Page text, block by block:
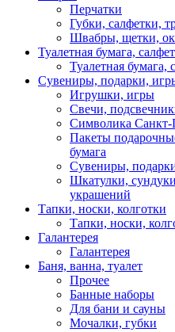
Перчатки
Губки, салфетки,
Швабры, щетки,
Туалетная бумага,
Туалетная
Сувениры, подарки,
Игрушки, игры
Свечи,
Символика Санкт-
Пакеты
бумага
Сувениры,
Шкатулки,
украшений
Тапки, носки, колготки
Тапки, носки,
Галантерея
Галантерея
Баня, ванна, туалет
Прочее
Банные наборы
Для бани и сауны
Мочалки, губки